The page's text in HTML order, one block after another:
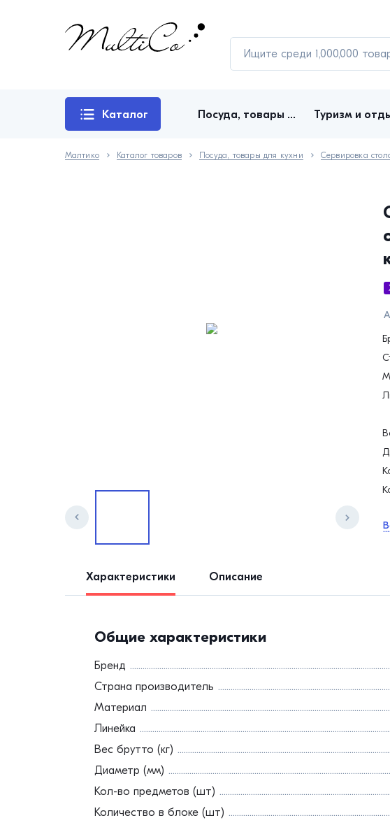
Каталог Посуда, товары для кухни Туризм и
Малтико Каталог товаров Посуда, товары для кухни Сервировка
Характеристики Описание
Общие характеристики
Бренд
Страна производитель
Материал
Линейка
Вес брутто (кг)
Диаметр (мм)
Кол-во предметов (шт)
Количество в блоке (шт)